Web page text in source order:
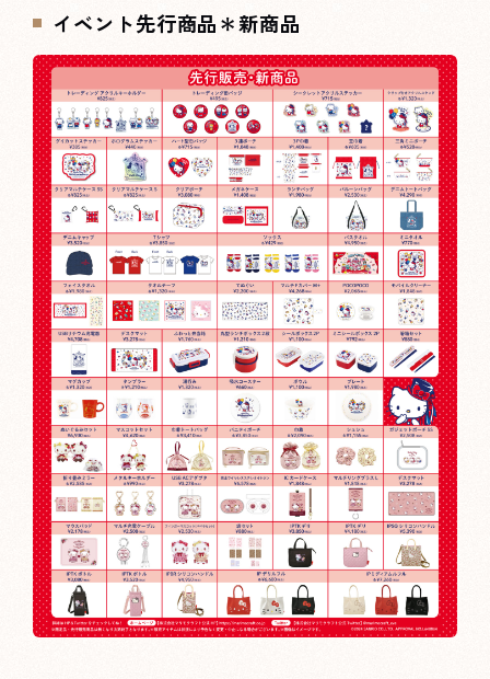
イベント先行商品＊新商品